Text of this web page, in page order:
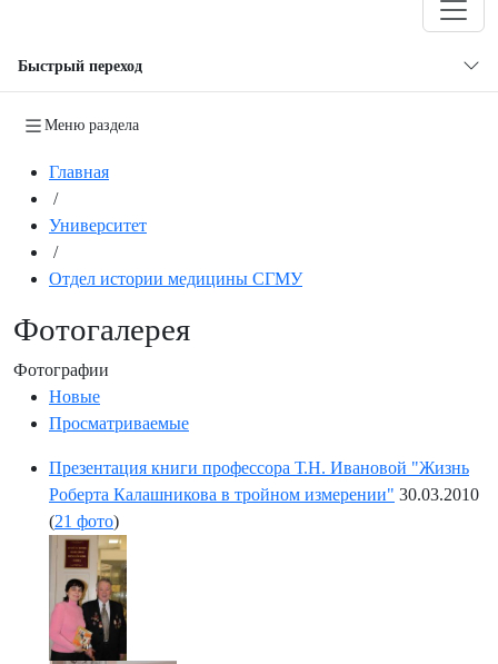
Быстрый переход
Меню раздела
Главная
/
Университет
/
Отдел истории медицины СГМУ
Фотогалерея
Фотографии
Новые
Просматриваемые
Презентация книги профессора Т.Н. Ивановой "Жизнь
Роберта Калашникова в тройном измерении" 30.03.2010
(21 фото)